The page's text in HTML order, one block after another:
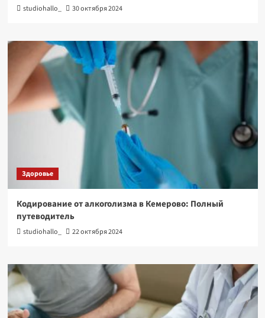
studiohallo_ 30 октября 2024
Здоровье
Кодирование от алкоголизма в Кемерово: Полный
путеводитель
studiohallo_ 22 октября 2024